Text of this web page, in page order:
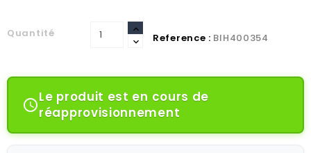
Quantité Reference : BIH400354
Le produit est en cours de
réapprovisionnement